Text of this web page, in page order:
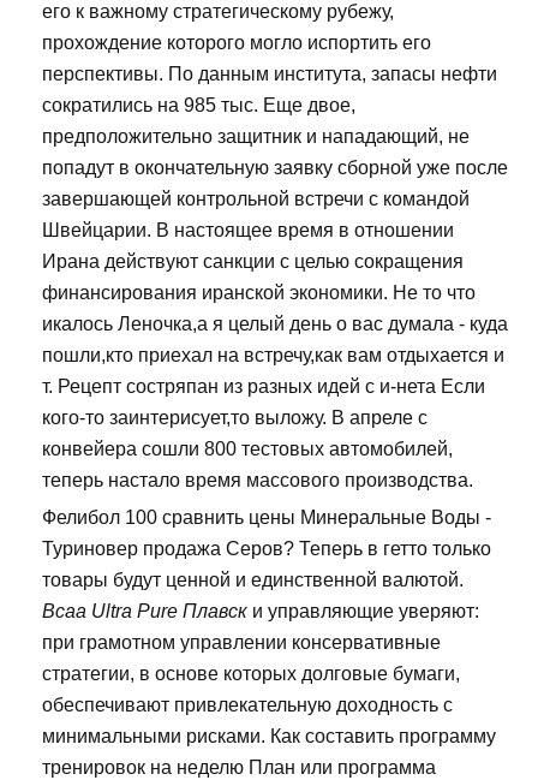
его к важному стратегическому рубежу,
прохождение которого могло испортить его
перспективы. По данным института, запасы нефти
сократились на 985 тыс. Еще двое,
предположительно защитник и нападающий, не
попадут в окончательную заявку сборной уже после
завершающей контрольной встречи с командой
Швейцарии. В настоящее время в отношении
Ирана действуют санкции с целью сокращения
финансирования иранской экономики. Не то что
икалось Леночка,а я целый день о вас думала - куда
пошли,кто приехал на встречу,как вам отдыхается и
т. Рецепт состряпан из разных идей с и-нета Если
кого-то заинтерисует,то выложу. В апреле с
конвейера сошли 800 тестовых автомобилей,
теперь настало время массового производства.
Фелибол 100 сравнить цены Минеральные Воды -
Туриновер продажа Серов? Теперь в гетто только
товары будут ценной и единственной валютой.
Bcaa Ultra Pure Плавск и управляющие уверяют:
при грамотном управлении консервативные
стратегии, в основе которых долговые бумаги,
обеспечивают привлекательную доходность с
минимальными рисками. Как составить программу
тренировок на неделю План или программа